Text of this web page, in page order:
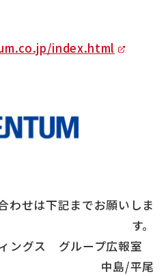
index.html
わせは下記までお願いしま
す。
ングス グループ広報室
中島/平尾